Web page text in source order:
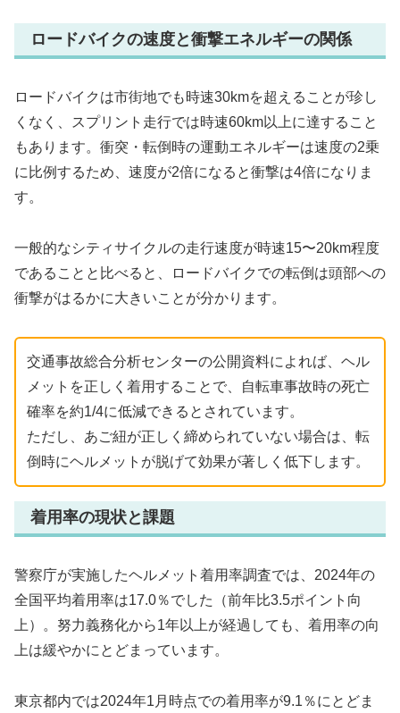
ロードバイクの速度と衝撃エネルギーの関係
ロードバイクは市街地でも時速30kmを超えることが珍し
くなく、スプリント走行では時速60km以上に達すること
もあります。衝突・転倒時の運動エネルギーは速度の2乗
に比例するため、速度が2倍になると衝撃は4倍になりま
す。
一般的なシティサイクルの走行速度が時速15〜20km程度
であることと比べると、ロードバイクでの転倒は頭部への
衝撃がはるかに大きいことが分かります。
交通事故総合分析センターの公開資料によれば、ヘル
メットを正しく着用することで、自転車事故時の死亡
確率を約1/4に低減できるとされています。
ただし、あご紐が正しく締められていない場合は、転
倒時にヘルメットが脱げて効果が著しく低下します。
着用率の現状と課題
警察庁が実施したヘルメット着用率調査では、2024年の
全国平均着用率は17.0％でした（前年比3.5ポイント向
上）。努力義務化から1年以上が経過しても、着用率の向
上は緩やかにとどまっています。
東京都内では2024年1月時点での着用率が9.1％にとどま